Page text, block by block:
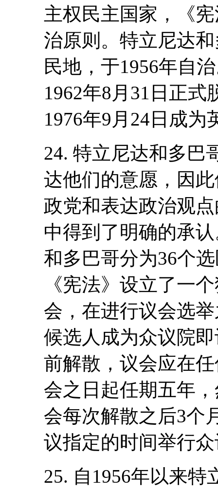
主权民主国家，《
治原则。特立尼达
民地，于1956年自
1962年8月31日正
1976年9月24日成
24. 特立尼达和多巴
达他们的意愿，因
政党和表达政治观
中得到了明确的承
和多巴哥分为36个
《宪法》设立了一
会，在进行议会选
候选人成为众议院
前解散，议会应在
会之日起任期五年
会每次解散之后3个
议指定的时间举行
25. 自1956年以来